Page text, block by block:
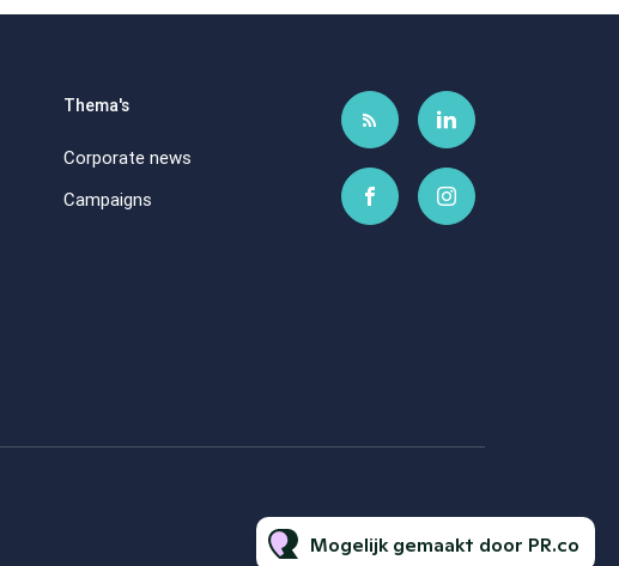
Thema's
Corporate news
Campaigns
Mogelijk gemaakt door PR.co